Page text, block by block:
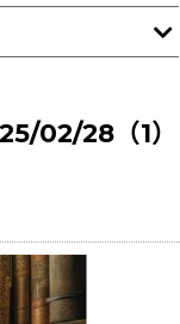
02/28（1）